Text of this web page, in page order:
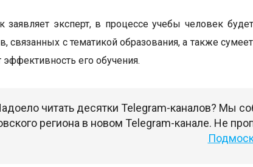
заявляет эксперт, в процессе учебы человек
связанных с тематикой образования, а также
его обучения.
читать десятки Telegram-каналов? Мы
региона в новом Telegram-канале. Не